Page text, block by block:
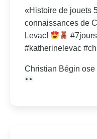
«Histoire de jouets
connaissances de
Levac!
#katherinelevac
Christian Bégin